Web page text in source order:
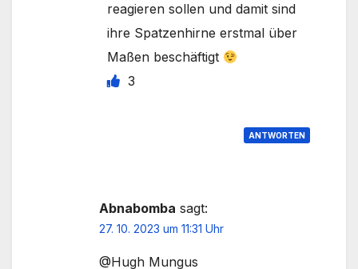
reagieren sollen und damit sind
ihre Spatzenhirne erstmal über
Maßen beschäftigt
3
ANTWORTEN
Abnabomba sagt:
27. 10. 2023 um 11:31 Uhr
@Hugh Mungus